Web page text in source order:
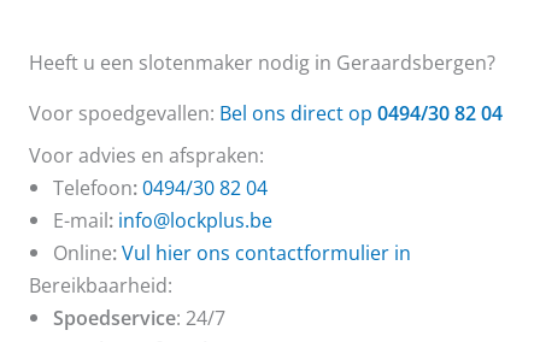
Heeft u een slotenmaker nodig in Geraardsbergen?
Voor spoedgevallen: Bel ons direct op 0494/30 82 04
Voor advies en afspraken:
Telefoon:0494/30 82 04
E-mail: info@lockplus.be
Online:Vul hier ons contactformulier in
Bereikbaarheid:
Spoedservice: 24/7